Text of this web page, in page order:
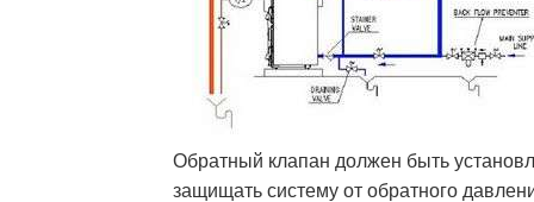
Обратный клапан должен быть
защищать систему от обратного